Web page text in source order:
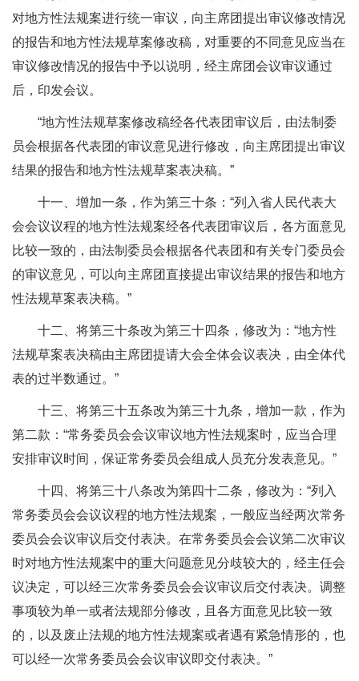
对地方性法规案进行统一审议，向主席团提出审议修改情况
的报告和地方性法规草案修改稿，对重要的不同意见应当在
审议修改情况的报告中予以说明，经主席团会议审议通过
后，印发会议。
“地方性法规草案修改稿经各代表团审议后，由法制委
员会根据各代表团的审议意见进行修改，向主席团提出审议
结果的报告和地方性法规草案表决稿。”
十一、增加一条，作为第三十条：“列入省人民代表大
会会议议程的地方性法规案经各代表团审议后，各方面意见
比较一致的，由法制委员会根据各代表团和有关专门委员会
的审议意见，可以向主席团直接提出审议结果的报告和地方
性法规草案表决稿。”
十二、将第三十条改为第三十四条，修改为：“地方性
法规草案表决稿由主席团提请大会全体会议表决，由全体代
表的过半数通过。”
十三、将第三十五条改为第三十九条，增加一款，作为
第二款：“常务委员会会议审议地方性法规案时，应当合理
安排审议时间，保证常务委员会组成人员充分发表意见。”
十四、将第三十八条改为第四十二条，修改为：“列入
常务委员会会议议程的地方性法规案，一般应当经两次常务
委员会会议审议后交付表决。在常务委员会会议第二次审议
时对地方性法规案中的重大问题意见分歧较大的，经主任会
议决定，可以经三次常务委员会会议审议后交付表决。调整
事项较为单一或者法规部分修改，且各方面意见比较一致
的，以及废止法规的地方性法规案或者遇有紧急情形的，也
可以经一次常务委员会会议审议即交付表决。”